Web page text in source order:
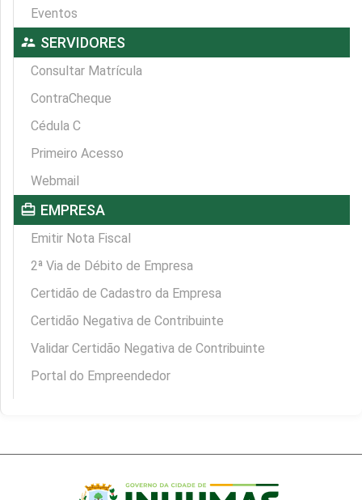
Eventos
supervisor_account SERVIDORES
Consultar Matrícula
ContraCheque
Cédula C
Primeiro Acesso
Webmail
card_travel EMPRESA
Emitir Nota Fiscal
2ª Via de Débito de Empresa
Certidão de Cadastro da Empresa
Certidão Negativa de Contribuinte
Validar Certidão Negativa de Contribuinte
Portal do Empreendedor